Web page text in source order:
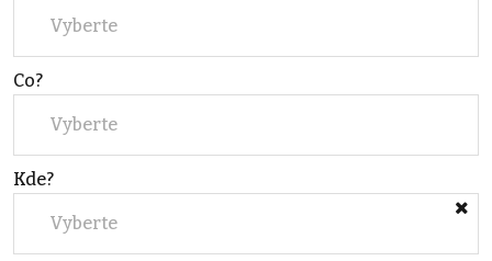
Vyberte
Co?
Vyberte
Kde?
Vyberte